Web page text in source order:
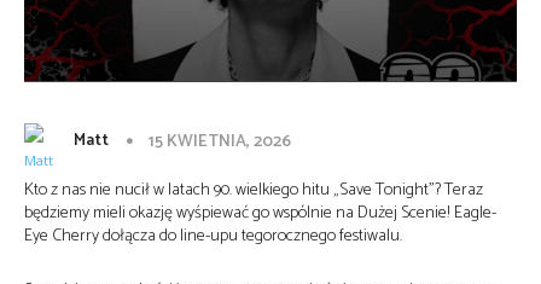
Matt
15 KWIETNIA, 2026
Kto z nas nie nucił w latach 90. wielkiego hitu „Save Tonight”? Teraz
będziemy mieli okazję wyśpiewać go wspólnie na Dużej Scenie! Eagle-
Eye Cherry dołącza do line-upu tegorocznego festiwalu.